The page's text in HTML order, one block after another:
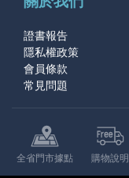
證書報告
隱私權政策
會員條款
常見問題
全省門市據點 購物說明